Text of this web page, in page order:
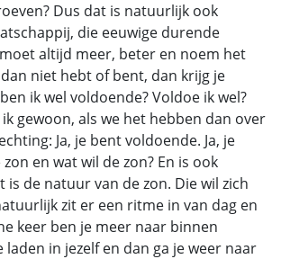
Dus dat is natuurlijk ook
die eeuwige durende
altijd meer, beter en noem het
niet hebt of bent, dan krijg je
ik wel voldoende? Voldoe ik wel?
gewoon, als we het hebben dan over
Ja, je bent voldoende. Ja, je
en wat wil de zon? En is ook
is de natuur van de zon. Die wil zich
zit er een ritme in van dag en
keer ben je meer naar binnen
in jezelf en dan ga je weer naar